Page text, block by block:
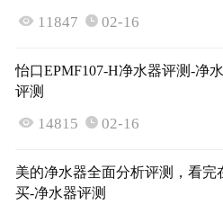
 11847  02-16
怡口EPMF107-H净水器评测-净
评测
 14815  02-16
美的净水器全面分析评测，看完
买-净水器评测